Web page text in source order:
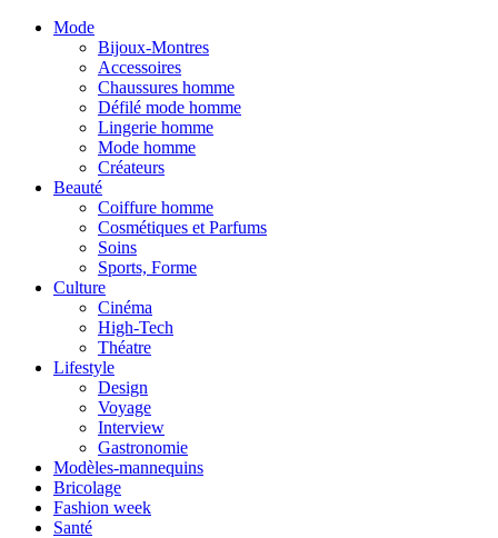
Mode
Bijoux-Montres
Accessoires
Chaussures homme
Défilé mode homme
Lingerie homme
Mode homme
Créateurs
Beauté
Coiffure homme
Cosmétiques et Parfums
Soins
Sports, Forme
Culture
Cinéma
High-Tech
Théatre
Lifestyle
Design
Voyage
Interview
Gastronomie
Modèles-mannequins
Bricolage
Fashion week
Santé